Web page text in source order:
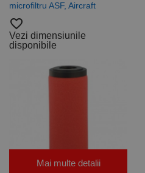
microfiltru ASF, Aircraft
favorite_border
Vezi dimensiunile
disponibile
Mai multe detalii